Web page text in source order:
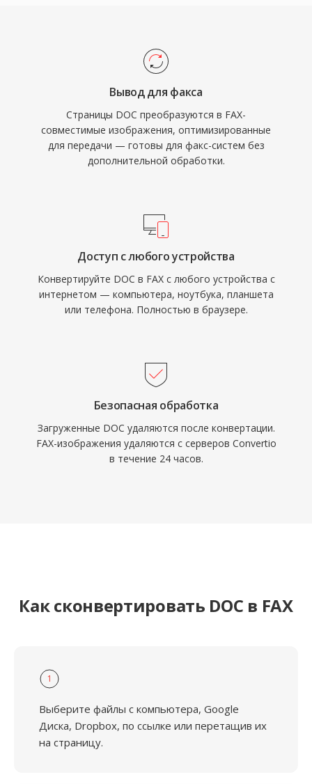
Вывод для факса
Страницы DOC преобразуются в FAX-
совместимые изображения, оптимизированные
для передачи — готовы для факс-систем без
дополнительной обработки.
Доступ с любого устройства
Конвертируйте DOC в FAX с любого устройства с
интернетом — компьютера, ноутбука, планшета
или телефона. Полностью в браузере.
Безопасная обработка
Загруженные DOC удаляются после конвертации.
FAX-изображения удаляются с серверов Convertio
в течение 24 часов.
Как сконвертировать DOC в FAX
1
Выберите файлы с компьютера, Google
Диска, Dropbox, по ссылке или перетащив их
на страницу.